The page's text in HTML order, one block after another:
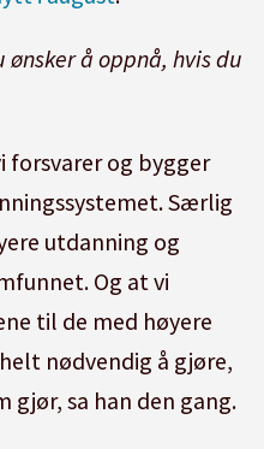
å oppnå, hvis du
forsvarer og bygger
Særlig
utdanning og
Og at vi
til de med høyere
nødvendig å gjøre,
gjør, sa han den gang.